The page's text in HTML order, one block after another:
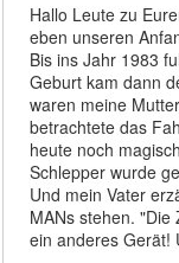
Hallo Leute zu
eben unseren
Bis ins Jahr 1983
Geburt kam dann
waren meine
betrachtete das
heute noch
Schlepper wurde
Und mein Vater
MANs stehen.
ein anderes Gerät!